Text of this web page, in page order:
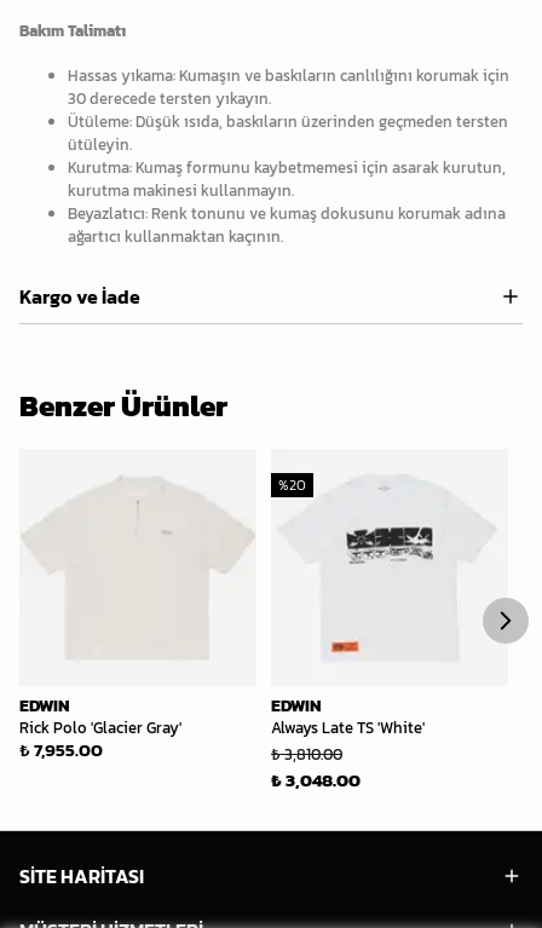
Bakım Talimatı
Hassas yıkama: Kumaşın ve baskıların canlılığını korumak için
30 derecede tersten yıkayın.
Ütüleme: Düşük ısıda, baskıların üzerinden geçmeden tersten
ütüleyin.
Kurutma: Kumaş formunu kaybetmemesi için asarak kurutun,
kurutma makinesi kullanmayın.
Beyazlatıcı: Renk tonunu ve kumaş dokusunu korumak adına
ağartıcı kullanmaktan kaçının.
Kargo ve İade
Benzer Ürünler
EDWIN
Rick Polo 'Glacier Gray'
₺ 7,955.00
EDWIN
Always Late TS 'White'
%20
₺ 3,810.00
₺ 3,048.00
SİTE HARİTASI